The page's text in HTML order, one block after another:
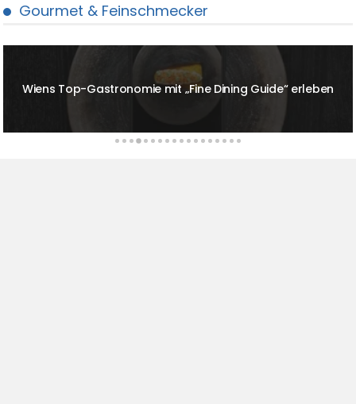
Gourmet & Feinschmecker
Prickelnde Sonntage im The Ritz-Carlton Berlin